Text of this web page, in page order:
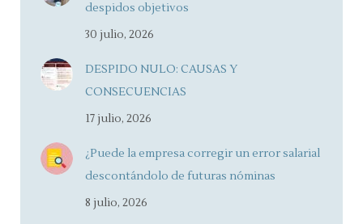
despidos objetivos
30 julio, 2026
DESPIDO NULO: CAUSAS Y
CONSECUENCIAS
17 julio, 2026
¿Puede la empresa corregir un error salarial
descontándolo de futuras nóminas
8 julio, 2026